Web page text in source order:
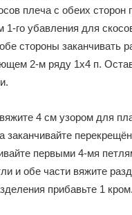
плеча с обеих
го убавления для
стороны
2-м ряду 1х4 п.
4 см узором для
заканчивайте
первыми 4-мя
и обе части вяжите
прибавьте 1